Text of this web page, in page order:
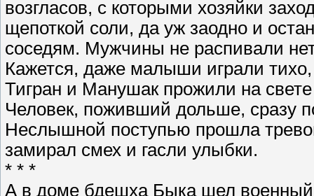
возгласов, с которыми хозяйки
щепоткой соли, да уж заодно и
соседям. Мужчины не распивали
Кажется, даже малыши играли
Тигран и Манушак прожили на
Человек, поживший дольше, сразу
Неслышной поступью прошла
замирал смех и гасли улыбки.
* * *
А в доме бдешха Быка шел военный